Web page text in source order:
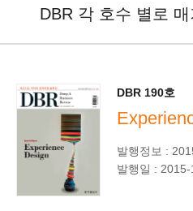
DBR 각 호수 별로
DBR 190호
발행정보 :
발행일 :